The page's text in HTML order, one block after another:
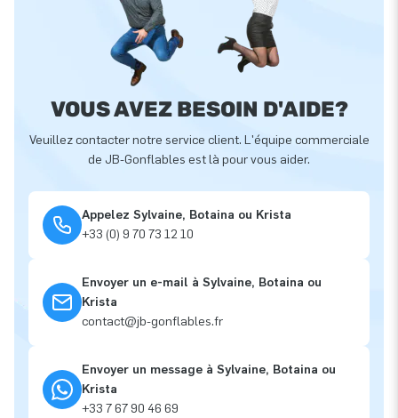
VOUS AVEZ BESOIN D'AIDE?
Veuillez contacter notre service client. L'équipe commerciale
de JB-Gonflables est là pour vous aider.
Appelez Sylvaine, Botaina ou Krista
+33 (0) 9 70 73 12 10
Envoyer un e-mail à Sylvaine, Botaina ou
Krista
contact@jb-gonflables.fr
Envoyer un message à Sylvaine, Botaina ou
Krista
+33 7 67 90 46 69